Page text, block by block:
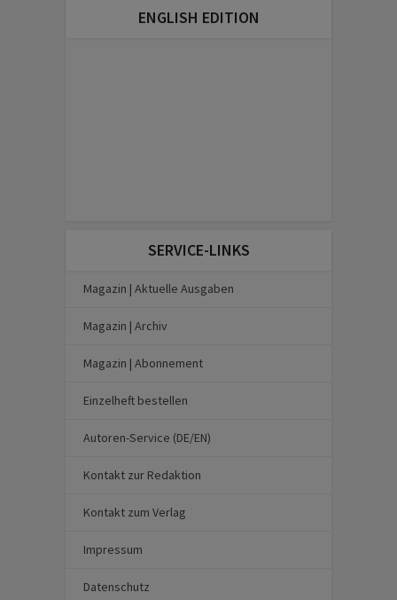
ENGLISH EDITION
SERVICE-LINKS
Magazin | Aktuelle Ausgaben
Magazin | Archiv
Magazin | Abonnement
Einzelheft bestellen
Autoren-Service (DE/EN)
Kontakt zur Redaktion
Kontakt zum Verlag
Impressum
Datenschutz